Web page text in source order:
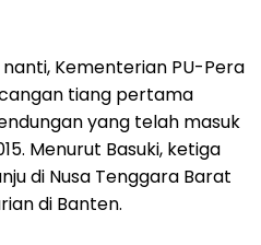
Kementerian PU-Pera
tiang pertama
yang telah masuk
Menurut Basuki, ketiga
di Nusa Tenggara Barat
di Banten.